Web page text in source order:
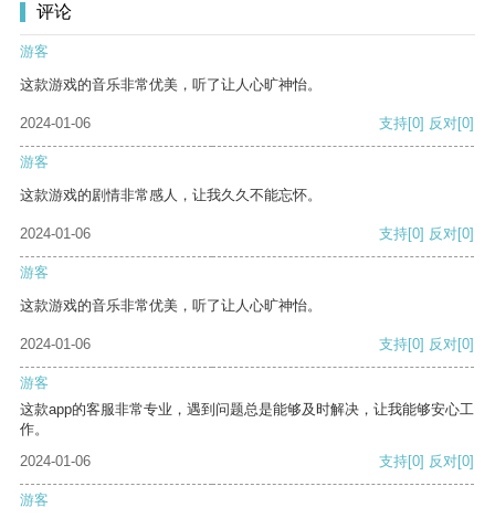
评论
游客
这款游戏的音乐非常优美，听了让人心旷神怡。
2024-01-06 支持[0] 反对[0]
游客
这款游戏的剧情非常感人，让我久久不能忘怀。
2024-01-06 支持[0] 反对[0]
游客
这款游戏的音乐非常优美，听了让人心旷神怡。
2024-01-06 支持[0] 反对[0]
游客
这款app的客服非常专业，遇到问题总是能够及时解决，让我能够安心工
作。
2024-01-06
支持[0] 反对[0]
游客